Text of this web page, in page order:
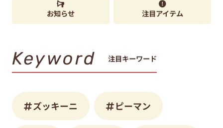
お知らせ 注目アイテム
Keyword 注目キーワード
ズッキーニ ピーマン